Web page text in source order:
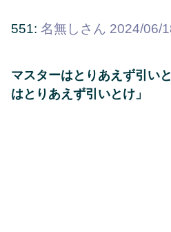
551: 名無しさん 2024/06/
マスターはとりあえず引い
はとりあえず引いとけ」